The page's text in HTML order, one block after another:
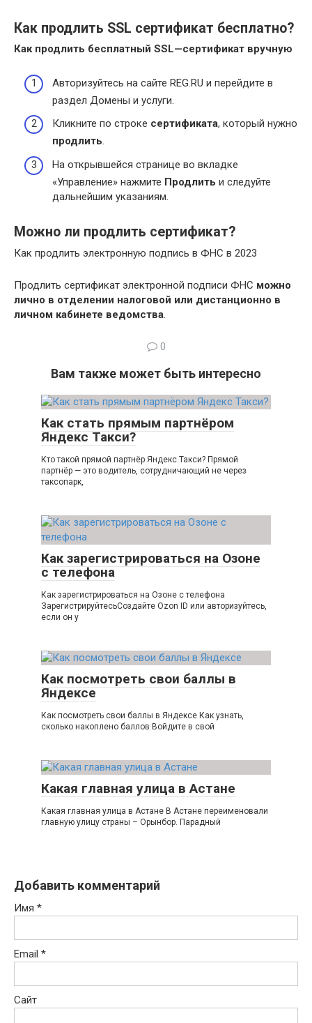
Как продлить SSL сертификат бесплатно?
Как продлить бесплатный SSL—сертификат вручную
Авторизуйтесь на сайте REG.RU и перейдите в
раздел Домены и услуги.
Кликните по строке сертификата, который нужно
продлить.
На открывшейся странице во вкладке
«Управление» нажмите Продлить и следуйте
дальнейшим указаниям.
Можно ли продлить сертификат?
Как продлить электронную подпись в ФНС в 2023
Продлить сертификат электронной подписи ФНС можно
лично в отделении налоговой или дистанционно в
личном кабинете ведомства.
0
Вам также может быть интересно
Как стать прямым партнёром
Яндекс Такси?
Кто такой прямой партнёр Яндекс.Такси? Прямой
партнёр — это водитель, сотрудничающий не через
таксопарк,
Как зарегистрироваться на Озоне
с телефона
Как зарегистрироваться на Озоне с телефона
ЗарегистрируйтесьСоздайте Ozon ID или авторизуйтесь,
если он у
Как посмотреть свои баллы в
Яндексе
Как посмотреть свои баллы в Яндексе Как узнать,
сколько накоплено баллов Войдите в свой
Какая главная улица в Астане
Какая главная улица в Астане В Астане переименовали
главную улицу страны – Орынбор. Парадный
Добавить комментарий
Имя *
Email *
Сайт